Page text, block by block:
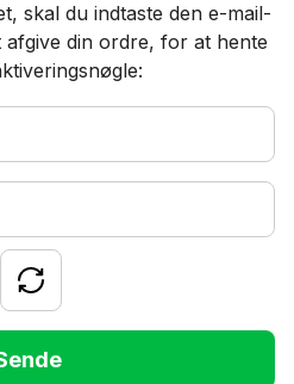
skal du indtaste den e-mail-
din ordre, for at hente